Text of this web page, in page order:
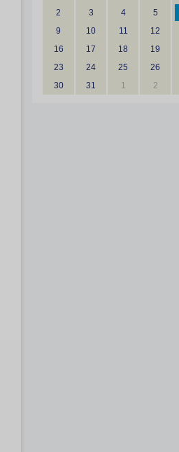
2
3 4 5
9
10 11 12
16
17 18 19
23
24 25 26
30
31 1 2